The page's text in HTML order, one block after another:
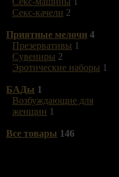
Секс-качели 2
Приятные мелочи 4
Презервативы 1
Сувениры 2
Эротические наборы 1
БАДы 1
Возбуждающие для
женщин 1
Все товары 146